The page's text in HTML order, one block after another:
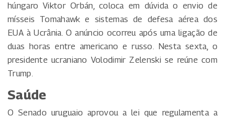
húngaro Viktor Orbán, coloca em dúvida o envio de
mísseis Tomahawk e sistemas de defesa aérea dos
EUA à Ucrânia. O anúncio ocorreu após uma ligação de
duas horas entre americano e russo. Nesta sexta, o
presidente ucraniano Volodimir Zelenski se reúne com
Trump.
Saúde
O Senado uruguaio aprovou a lei que regulamenta a